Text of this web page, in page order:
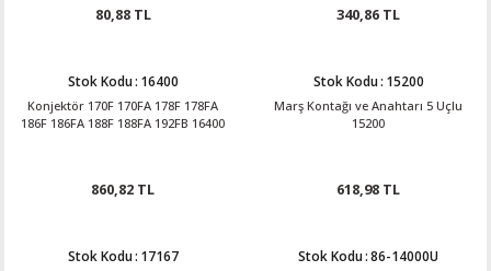
80,88 TL 340,86 TL
Stok Kodu: 16400
Konjektör 170F 170FA 178F 178FA
186F 186FA 188F 188FA 192FB 16400
860,82 TL
Stok Kodu: 15200
Marş Kontağı ve Anahtarı 5 Uçlu
15200
618,98 TL
Stok Kodu: 17167 Stok Kodu:86-14000U